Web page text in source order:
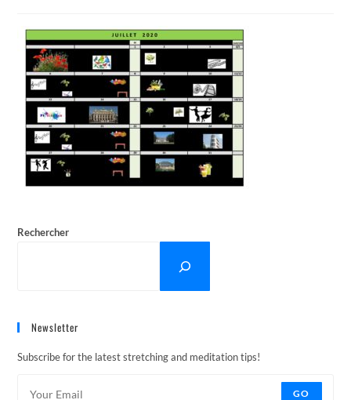
Rechercher
Newsletter
Subscribe for the latest stretching and meditation tips!
GO